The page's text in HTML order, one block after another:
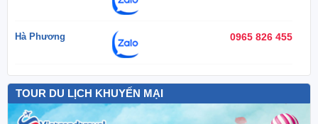
Hà Phương 0965 826 455
TOUR DU LỊCH KHUYẾN MẠI